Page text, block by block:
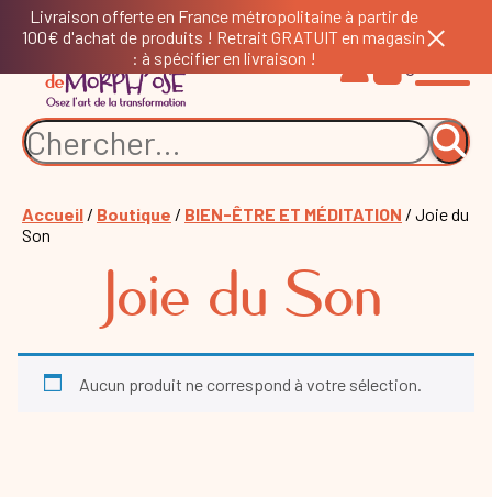
Livraison offerte en France métropolitaine à partir de
100€ d'achat de produits ! Retrait GRATUIT en magasin
: à spécifier en livraison !
0
Accueil / Boutique / BIEN-ÊTRE ET MÉDITATION / Joie du
Son
Joie du Son
Aucun produit ne correspond à votre sélection.